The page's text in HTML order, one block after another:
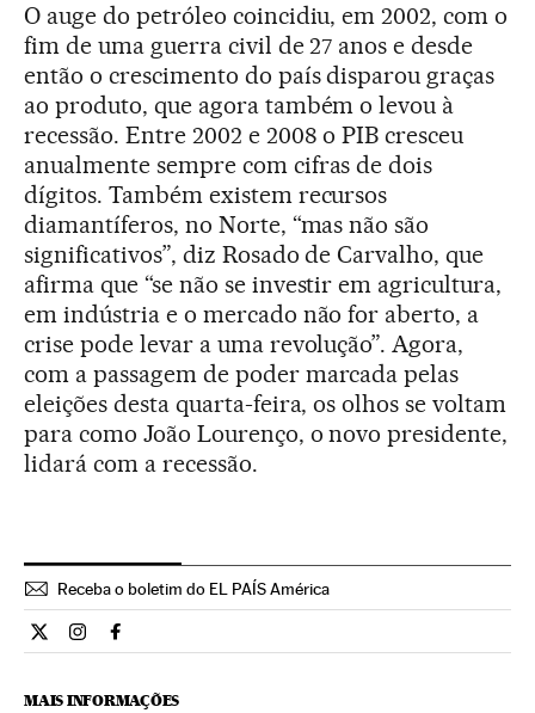
O auge do petróleo coincidiu, em 2002, com o
fim de uma guerra civil de 27 anos e desde
então o crescimento do país disparou graças
ao produto, que agora também o levou à
recessão. Entre 2002 e 2008 o PIB cresceu
anualmente sempre com cifras de dois
dígitos. Também existem recursos
diamantíferos, no Norte, “mas não são
significativos”, diz Rosado de Carvalho, que
afirma que “se não se investir em agricultura,
em indústria e o mercado não for aberto, a
crise pode levar a uma revolução”. Agora,
com a passagem de poder marcada pelas
eleições desta quarta-feira, os olhos se voltam
para como João Lourenço, o novo presidente,
lidará com a recessão.
Receba o boletim do EL PAÍS América
Internacional El País Brasil en Twitter
Internacional El País Brasil en Instagram
Internacional El País Brasil en Facebook
MAIS INFORMAÇÕES